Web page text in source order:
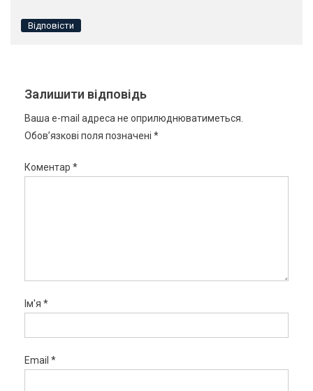
Відповісти
Залишити відповідь
Ваша e-mail адреса не оприлюднюватиметься.
Обов’язкові поля позначені *
Коментар *
Ім'я *
Email *